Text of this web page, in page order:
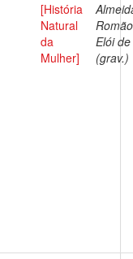
[História
Natural
da
Mulher]
Romão
Elói de
(grav.)